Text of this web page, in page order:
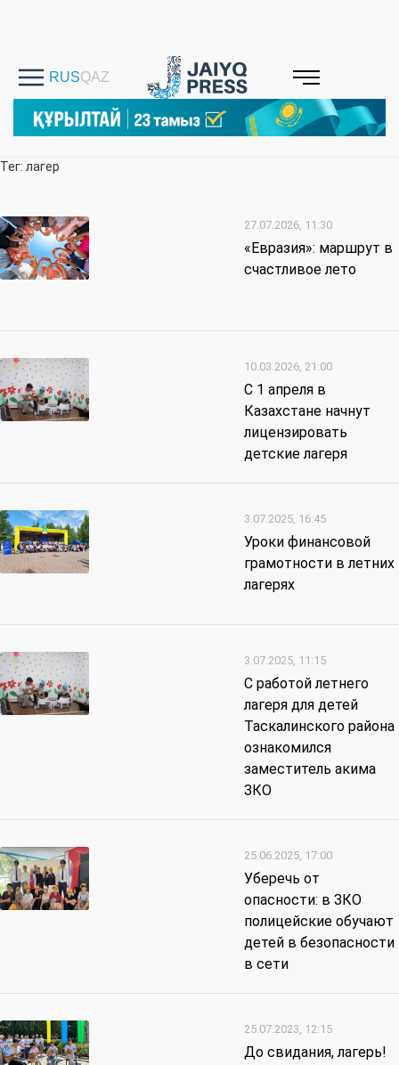
Тег: лагер
27.07.2026, 11:30
«Евразия»: маршрут в
счастливое лето
10.03.2026, 21:00
С 1 апреля в
Казахстане начнут
лицензировать
детские лагеря
3.07.2025, 16:45
Уроки финансовой
грамотности в летних
лагерях
3.07.2025, 11:15
С работой летнего
лагеря для детей
Таскалинского района
ознакомился
заместитель акима
ЗКО
25.06.2025, 17:00
Уберечь от
опасности: в ЗКО
полицейские обучают
детей в безопасности
в сети
25.07.2023, 12:15
До свидания, лагерь!